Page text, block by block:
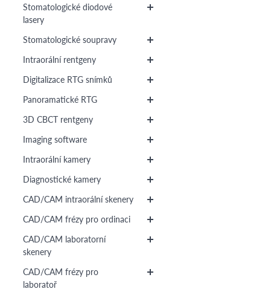
Stomatologické diodové
lasery
Stomatologické soupravy
Intraorální rentgeny
Digitalizace RTG snímků
Panoramatické RTG
3D CBCT rentgeny
Imaging software
Intraorální kamery
Diagnostické kamery
CAD/CAM intraorální skenery
CAD/CAM frézy pro ordinaci
CAD/CAM laboratorní
skenery
CAD/CAM frézy pro
laboratoř